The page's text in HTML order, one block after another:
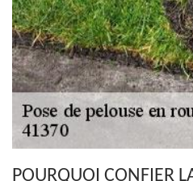
POURQUOI CONFIER